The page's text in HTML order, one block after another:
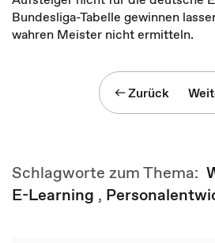
Bundesliga-Tabelle gewinnen
wahren Meister nicht ermitteln.
Zurück
Schlagworte zum Thema:
E-Learning ,